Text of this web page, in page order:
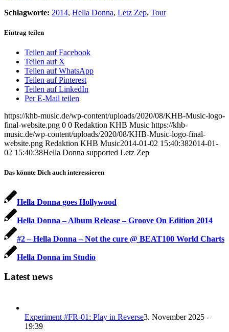
Schlagworte: 2014, Hella Donna, Letz Zep, Tour
Eintrag teilen
Teilen auf Facebook
Teilen auf X
Teilen auf WhatsApp
Teilen auf Pinterest
Teilen auf LinkedIn
Per E-Mail teilen
https://khb-music.de/wp-content/uploads/2020/08/KHB-Music-logo-
final-website.png 0 0 Redaktion KHB Music https://khb-
music.de/wp-content/uploads/2020/08/KHB-Music-logo-final-
website.png Redaktion KHB Music2014-01-02 15:40:382014-01-
02 15:40:38Hella Donna supported Letz Zep
Das könnte Dich auch interessieren
Hella Donna goes Hollywood
Hella Donna – Album Release – Groove On Edition 2014
#2 – Hella Donna – Not the cure @ BEAT100 World Charts
Hella Donna im Studio
Latest news
Experiment #FR-01: Play in Reverse3. November 2025 -
19:39